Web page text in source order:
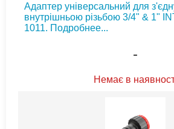
Адаптер універсальний для
внутрішньою різьбою 3/4" & 1"
1011. Подробнее...
-
Немає в